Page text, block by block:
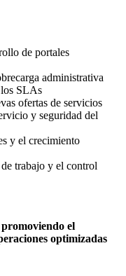
de portales
administrativa
SLAs
ofertas de servicios
y seguridad del
y el crecimiento
trabajo y el control
el
optimizadas